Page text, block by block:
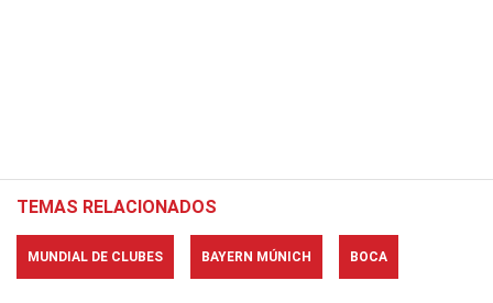
TEMAS RELACIONADOS
MUNDIAL DE CLUBES BAYERN MÚNICH BOCA